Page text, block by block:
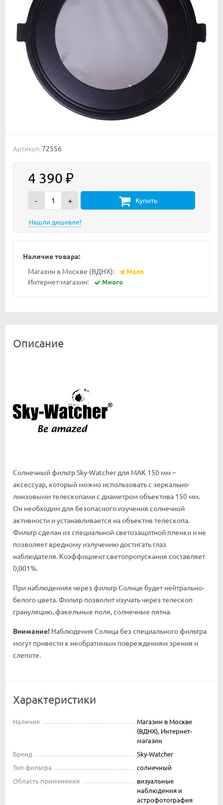
Артикул: 72556
4 390 ₽
- + Купить
Наличие товара:
Магазин в Москве (ВДНХ):
Мало
Интернет-магазин: Много
Описание
Солнечный фильтр Sky-Watcher для MAK 150 мм –
аксессуар, который можно использовать с зеркально-
линзовыми телескопами с диаметром объектива 150 мм.
Он необходим для безопасного изучения солнечной
активности и устанавливается на объектив телескопа.
Фильтр сделан из специальной светозащитной пленки и не
позволяет вредному излучению достигать глаз
наблюдателя. Коэффициент светопропускания составляет
0,001%.
При наблюдениях через фильтр Солнце будет нейтрально-
белого цвета. Фильтр позволит изучать через телескоп
грануляцию, факельные поля, солнечные пятна.
Внимание! Наблюдения Солнца без специального фильтра
могут привести к необратимым повреждениям зрения и
слепоте.
Характеристики
Наличие
Магазин в Москве
(ВДНХ), Интернет-
магазин
Бренд
Sky-Watcher
Тип фильтра
солнечный
Область применения
визуальные
наблюдения и
астрофотография